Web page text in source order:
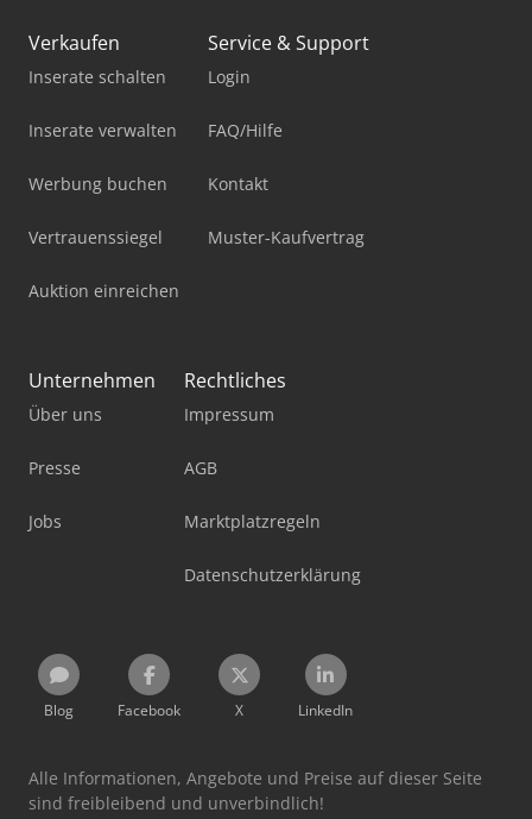
Verkaufen
Inserate schalten
Inserate verwalten
Werbung buchen
Vertrauenssiegel
Auktion einreichen
Service & Support
Login
FAQ/Hilfe
Kontakt
Muster-Kaufvertrag
Unternehmen
Über uns
Presse
Jobs
Rechtliches
Impressum
AGB
Marktplatzregeln
Datenschutzerklärung
Blog Facebook X LinkedIn
Alle Informationen, Angebote und Preise auf dieser Seite
sind freibleibend und unverbindlich!